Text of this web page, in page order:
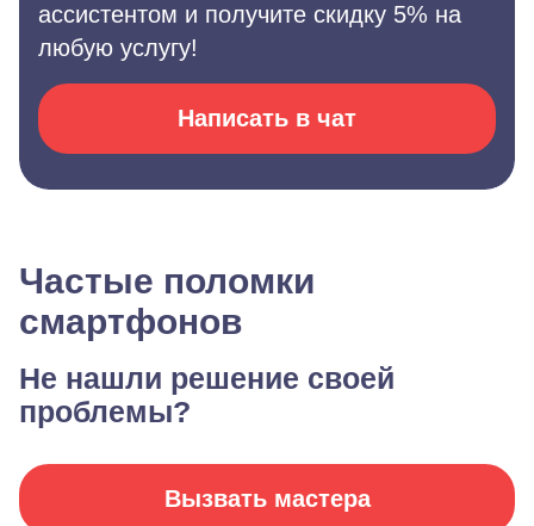
ассистентом и получите скидку 5% на
любую услугу!
Написать в чат
Частые поломки
смартфонов
Не нашли решение своей
проблемы?
Вызвать мастера